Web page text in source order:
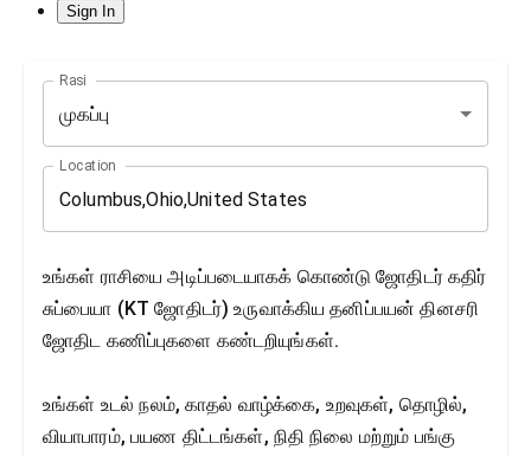
Sign In
Rasi
முகப்பு
Location
உங்கள் ராசியை அடிப்படையாகக் கொண்டு ஜோதிடர் கதிர்
சுப்பையா (KT ஜோதிடர்) உருவாக்கிய தனிப்பயன் தினசரி
ஜோதிட கணிப்புகளை கண்டறியுங்கள்.
உங்கள் உடல் நலம், காதல் வாழ்க்கை, உறவுகள், தொழில்,
வியாபாரம், பயண திட்டங்கள், நிதி நிலை மற்றும் பங்கு